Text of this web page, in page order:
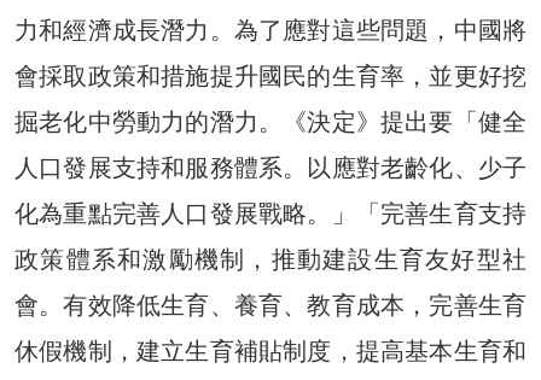
力和經濟成長潛力。為了應對這些問題，中國將
會採取政策和措施提升國民的生育率，並更好挖
掘老化中勞動力的潛力。《決定》提出要「健全
人口發展支持和服務體系。以應對老齡化、少子
化為重點完善人口發展戰略。」「完善生育支持
政策體系和激勵機制，推動建設生育友好型社
會。有效降低生育、養育、教育成本，完善生育
休假機制，建立生育補貼制度，提高基本生育和